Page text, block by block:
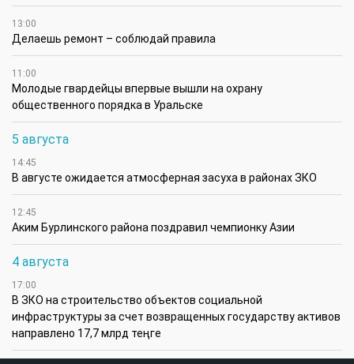
13:00
Делаешь ремонт – соблюдай правила
11:00
Молодые гвардейцы впервые вышли на охрану
общественного порядка в Уральске
5 августа
14:45
В августе ожидается атмосферная засуха в районах ЗКО
12:45
Аким Бурлинского района поздравил чемпионку Азии
4 августа
17:00
В ЗКО на строительство объектов социальной
инфраструктуры за счет возвращенных государству активов
направлено 17,7 млрд теңге